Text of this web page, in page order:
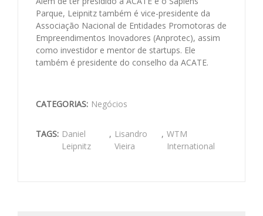
Parque, Leipnitz também é vice-presidente da
Associação Nacional de Entidades Promotoras de
Empreendimentos Inovadores (Anprotec), assim
como investidor e mentor de startups. Ele
também é presidente do conselho da ACATE.
CATEGORIAS: Negócios
TAGS: Daniel
Leipnitz
, Lisandro
Vieira
, WTM
International